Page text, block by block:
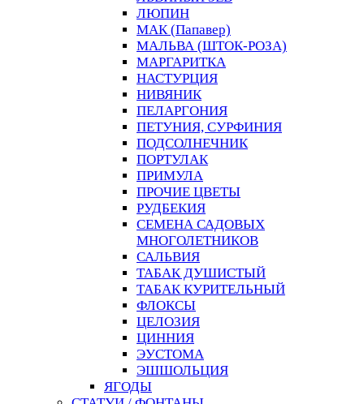
ЛЮПИН
МАК (Папавер)
МАЛЬВА (ШТОК-РОЗА)
МАРГАРИТКА
НАСТУРЦИЯ
НИВЯНИК
ПЕЛАРГОНИЯ
ПЕТУНИЯ, СУРФИНИЯ
ПОДСОЛНЕЧНИК
ПОРТУЛАК
ПРИМУЛА
ПРОЧИЕ ЦВЕТЫ
РУДБЕКИЯ
СЕМЕНА САДОВЫХ
МНОГОЛЕТНИКОВ
САЛЬВИЯ
ТАБАК ДУШИСТЫЙ
ТАБАК КУРИТЕЛЬНЫЙ
ФЛОКСЫ
ЦЕЛОЗИЯ
ЦИННИЯ
ЭУСТОМА
ЭШШОЛЬЦИЯ
ЯГОДЫ